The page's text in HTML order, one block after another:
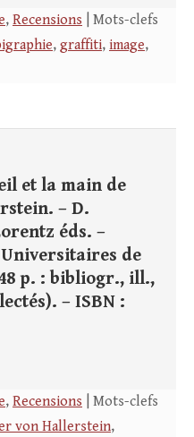
, Recensions | Mots-clefs
, graffiti, image,
et la main de
– D.
éds. –
de
p. : bibliogr., ill.,
– ISBN :
, Recensions | Mots-clefs
von Hallerstein,